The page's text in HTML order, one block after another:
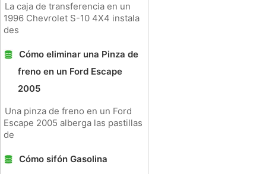
La caja de transferencia en un
1996 Chevrolet S-10 4X4 instala
des
Cómo eliminar una Pinza de
freno en un Ford Escape
2005
Una pinza de freno en un Ford
Escape 2005 alberga las pastillas
de
Cómo sifón Gasolina